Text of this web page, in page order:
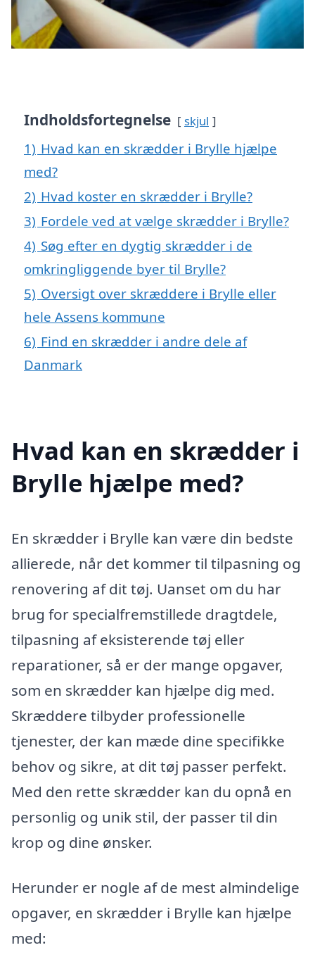
Indholdsfortegnelse skjul
1) Hvad kan en skrædder i Brylle hjælpe
med?
2) Hvad koster en skrædder i Brylle?
3) Fordele ved at vælge skrædder i Brylle?
4) Søg efter en dygtig skrædder i de
omkringliggende byer til Brylle?
5) Oversigt over skræddere i Brylle eller
hele Assens kommune
6) Find en skrædder i andre dele af
Danmark
Hvad kan en skrædder i
Brylle hjælpe med?
En skrædder i Brylle kan være din bedste
allierede, når det kommer til tilpasning og
renovering af dit tøj. Uanset om du har
brug for specialfremstillede dragtdele,
tilpasning af eksisterende tøj eller
reparationer, så er der mange opgaver,
som en skrædder kan hjælpe dig med.
Skræddere tilbyder professionelle
tjenester, der kan mæde dine specifikke
behov og sikre, at dit tøj passer perfekt.
Med den rette skrædder kan du opnå en
personlig og unik stil, der passer til din
krop og dine ønsker.
Herunder er nogle af de mest almindelige
opgaver, en skrædder i Brylle kan hjælpe
med: